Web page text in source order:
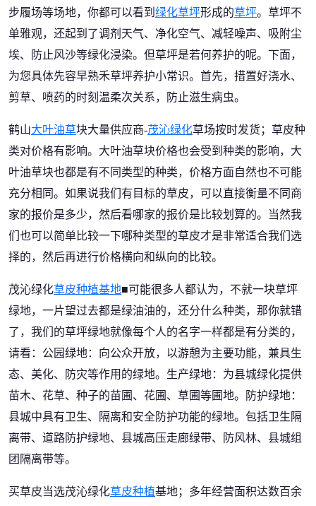
步履场等场地，你都可以看到 绿化草坪形成的草坪。草坪不
单雅观，还起到了调剂天气、净化空气、减轻噪声、吸附尘
埃、防止风沙等绿化浸染。但草坪是若何养护的呢。下面，
为您具体先容早熟禾草坪养护小常识。首先，措置好浇水、
剪草、喷药的时刻温柔次关系，防止滋生病虫。
鹤山大叶油草块大量供应商-茂沁绿化草场按时发货；草皮种
类对价格有影响。大叶油草块价格也会受到种类的影响，大
叶油草块也都是有不同类型的种类，价格方面自然也不可能
充分相同。如果说我们有目标的草皮，可以直接衡量不同商
家的报价是多少，然后看哪家的报价是比较划算的。当然我
们也可以简单比较一下哪种类型的草皮才是非常适合我们选
择的，然后再进行价格横向和纵向的比较。
茂沁绿化草皮种植基地■可能很多人都认为，不就一块草坪
绿地，一片望过去都是绿油油的，还分什么种类，那你就错
了，我们的草坪绿地就像每个人的名字一样都是有分类的，
请看：公园绿地：向公众开放，以游憩为主要功能，兼具生
态、美化、防灾等作用的绿地。生产绿地：为县城绿化提供
苗木、花草、种子的苗圃、花圃、草圃等圃地。防护绿地：
县城中具有卫生、隔离和安全防护功能的绿地。包括卫生隔
离带、道路防护绿地、县城高压走廊绿带、防风林、县城组
团隔离带等。
买草皮当选茂沁绿化草皮种植基地；多年经营面积达数百余